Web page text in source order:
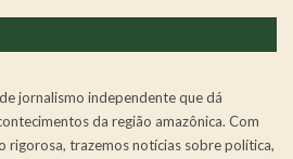
jornalismo independente que dá
da região amazônica. Com
rigorosa, trazemos notícias sobre política,